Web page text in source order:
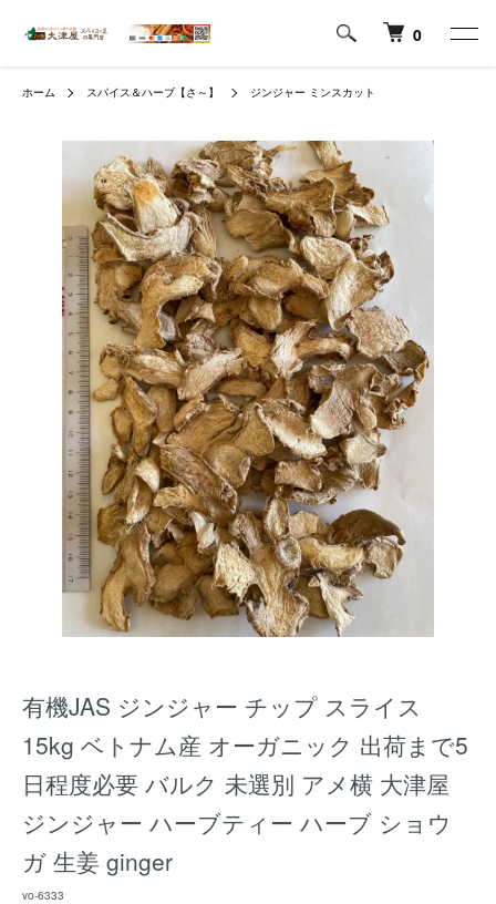
0
ホーム スパイス＆ハーブ【さ～】 ジンジャー ミンスカット
有機JAS ジンジャー チップ スライス
15kg ベトナム産 オーガニック 出荷まで5
日程度必要 バルク 未選別 アメ横 大津屋
ジンジャー ハーブティー ハーブ ショウ
ガ 生姜 ginger
vo-6333